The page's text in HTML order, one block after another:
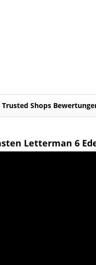
Trusted Shops
Letterman 6